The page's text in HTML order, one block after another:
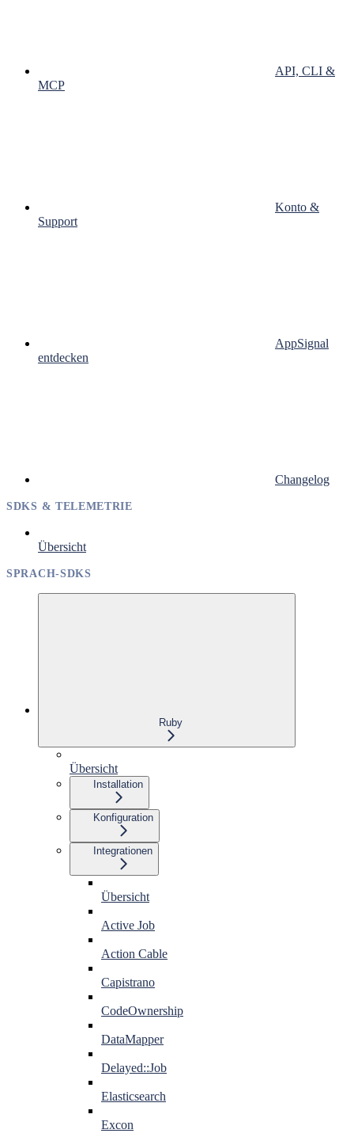
API, CLI &
MCP
Konto &
Support
AppSignal
entdecken
Changelog
SDKS & TELEMETRIE
Übersicht
SPRACH-SDKS
Ruby
Übersicht
Installation
Konfiguration
Integrationen
Übersicht
Active Job
Action Cable
Capistrano
CodeOwnership
DataMapper
Delayed::Job
Elasticsearch
Excon